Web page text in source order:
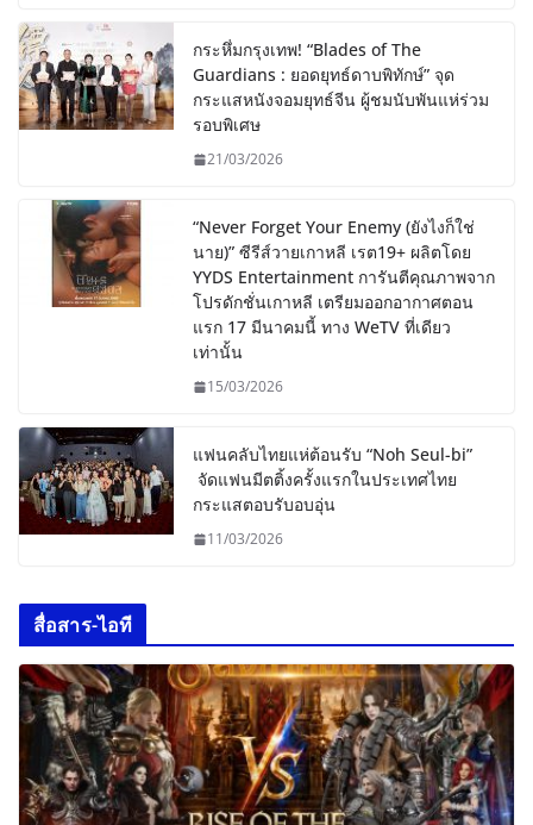
กระหึ่มกรุงเทพ! “Blades of The
Guardians : ยอดยุทธ์ดาบพิทักษ์” จุด
กระแสหนังจอมยุทธ์จีน ผู้ชมนับพันแห่ร่วม
รอบพิเศษ
21/03/2026
“Never Forget Your Enemy (ยังไงก็ใช่
นาย)” ซีรีส์วายเกาหลี เรต19+ ผลิตโดย
YYDS Entertainment การันตีคุณภาพจาก
โปรดักชั่นเกาหลี เตรียมออกอากาศตอน
แรก 17 มีนาคมนี้ ทาง WeTV ที่เดียว
เท่านั้น
15/03/2026
แฟนคลับไทยแห่ต้อนรับ “Noh Seul-bi”
จัดแฟนมีตติ้งครั้งแรกในประเทศไทย
กระแสตอบรับอบอุ่น
11/03/2026
สื่อสาร-ไอที